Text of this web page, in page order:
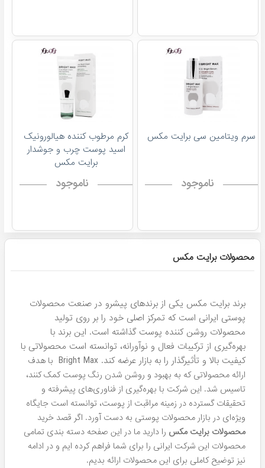
سرم ویتامین سی برایت مکس
ناموجود
کرم مرطوب کننده هیالورونیک
اسید پوست چرب و جوشدار
برایت مکس
ناموجود
محصولات برایت مکس
برند برایت مکس یکی از برندهای پیشرو در صنعت محصولات
پوستی ایرانی است که تمرکز اصلی خود را بر روی تولید
محصولات روشن کننده پوست گذاشته است. این برند با
بهره‌گیری از ترکیبات فعال و نوآورانه، توانسته است محصولاتی با
کیفیت بالا و تأثیرگذار را به بازار عرضه کند. Bright Max
با هدف
ارائه محصولاتی که به بهبود و روشن شدن رنگ پوست کمک کنند،
تاسیس شد. این شرکت با بهره‌گیری از فناوری‌های پیشرفته و
تحقیقات گسترده در زمینه مراقبت از پوست، توانسته است جایگاه
ویژه‌ای در بازار محصولات پوستی به دست آورد. اگر قصد خرید
محصولات برایت مکس را دارید ما در این صفحه دسته بندی تمامی
محصولات این شرکت ایرانی را برای شما فراهم کرده ایم و در ادامه
نیز توضیح کاملی برای این محصولات ارائه بدیم.